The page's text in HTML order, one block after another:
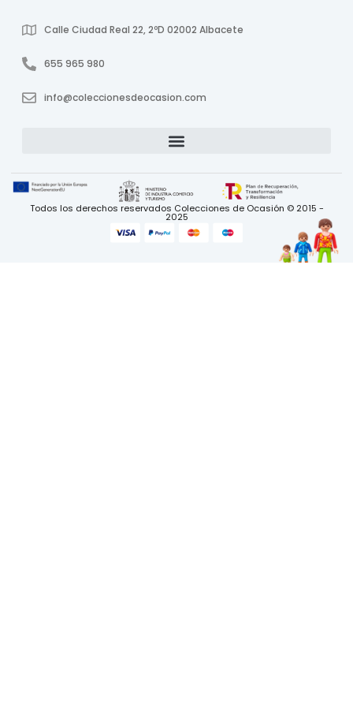
Calle Ciudad Real 22, 2ºD 02002 Albacete
655 965 980
info@coleccionesdeocasion.com
Todos los derechos reservados Colecciones de Ocasión © 2015 -
2025